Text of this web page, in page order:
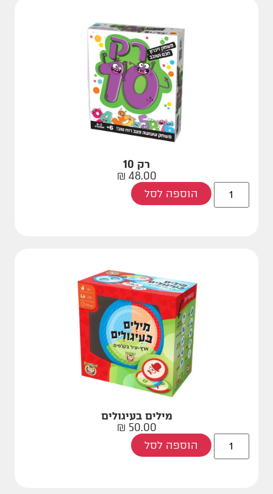
רק 10
48.00
₪
הוספה לסל
מילים בעיגולים
50.00
₪
הוספה לסל